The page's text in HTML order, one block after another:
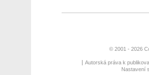
© 2001 - 2026
Autorská práva k
Nastavení